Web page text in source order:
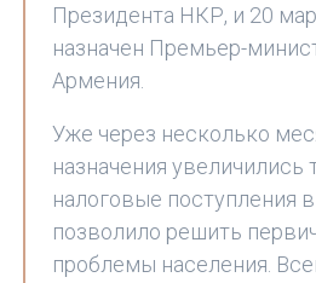
Президента НКР, и 20
назначен Премьер-
Армения.
Уже через несколько
назначения
налоговые поступления
позволило решить
проблемы населения.